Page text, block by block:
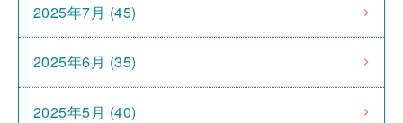
2025年7月 (45)
2025年6月 (35)
2025年5月 (40)